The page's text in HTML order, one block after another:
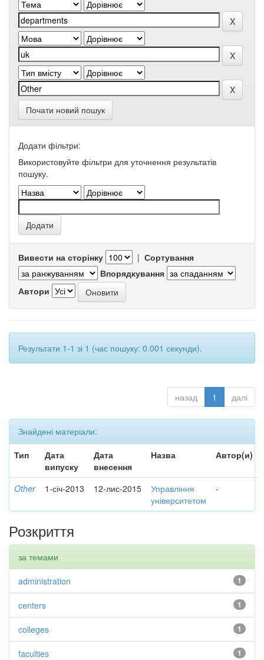
Почати новий пошук
Додати фільтри:
Використовуйте фільтри для уточнення результатів
пошуку.
Вивести на сторінку | Сортування
Впорядкування
Автори
Результати 1-1 зі 1 (час пошуку: 0.001 секунди).
назад 1 далі
Знайдені матеріали:
Тип
Дата
випуску
Дата
внесення
Назва Автор(и)
Other 1-січ-2013 12-лис-2015
Управління
університетом
-
Розкриття
за темами
1
administration
1
centers
1
colleges
1
faculties